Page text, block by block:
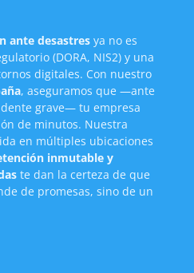
ante desastresya no es
(DORA, NIS2) y una
digitales. Con nuestro
, aseguramos que —ante
grave— tu empresa
de minutos. Nuestra
en múltiples ubicaciones
inmutable y
te dan la certeza de que
de promesas, sino de un